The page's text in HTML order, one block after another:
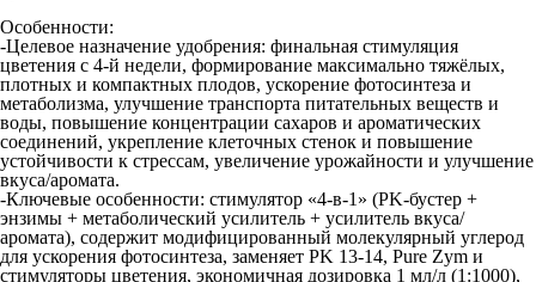
Особенности:
-Целевое назначение удобрения: финальная стимуляция
цветения с 4-й недели, формирование максимально тяжёлых,
плотных и компактных плодов, ускорение фотосинтеза и
метаболизма, улучшение транспорта питательных веществ и
воды, повышение концентрации сахаров и ароматических
соединений, укрепление клеточных стенок и повышение
устойчивости к стрессам, увеличение урожайности и улучшение
вкуса/аромата.
-Ключевые особенности: стимулятор «4-в-1» (PK-бустер +
энзимы + метаболический усилитель + усилитель вкуса/
аромата), содержит модифицированный молекулярный углерод
для ускорения фотосинтеза, заменяет PK 13-14, Pure Zym и
стимуляторы цветения, экономичная дозировка 1 мл/л (1:1000),